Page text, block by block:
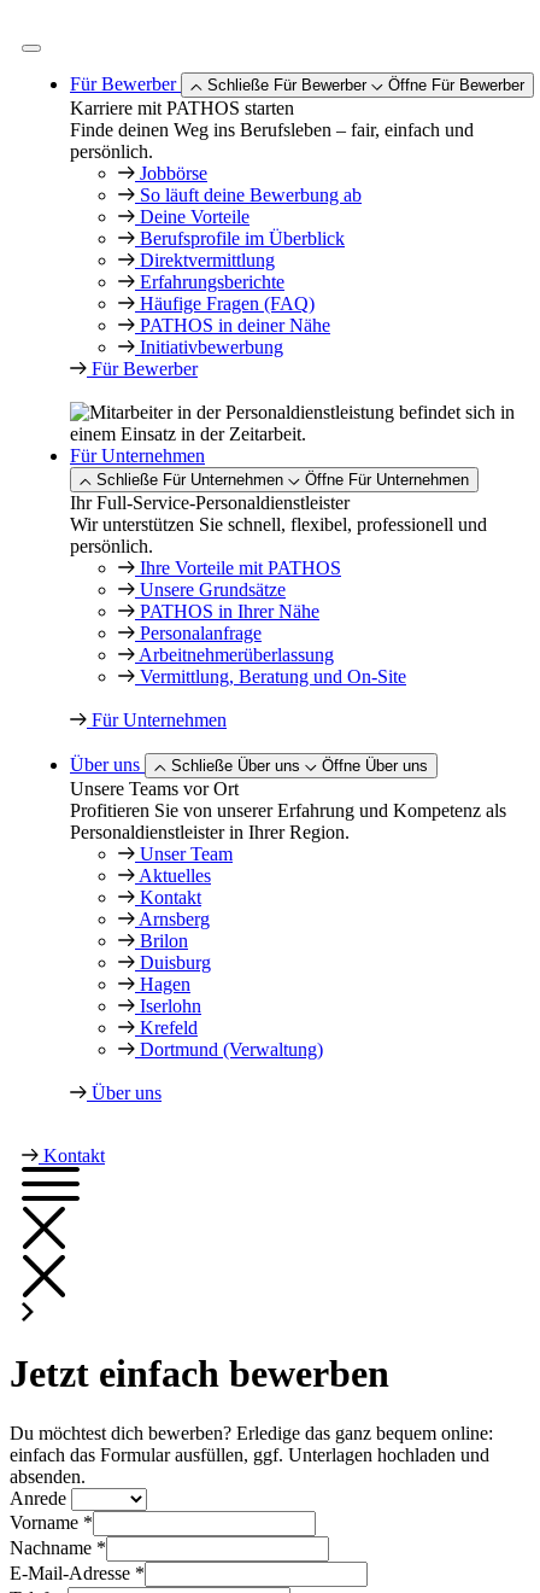
Inhalt
Für Bewerber
Schließe Für Bewerber Öffne Für Bewerber
Karriere mit PATHOS starten
Finde deinen Weg ins Berufsleben – fair, einfach und
persönlich.
Jobbörse
So läuft deine Bewerbung ab
Deine Vorteile
Berufsprofile im Überblick
Direktvermittlung
Erfahrungsberichte
Häufige Fragen (FAQ)
PATHOS in deiner Nähe
Initiativbewerbung
Für Bewerber
Für Unternehmen
Schließe Für Unternehmen Öffne Für Unternehmen
Ihr Full-Service-Personaldienstleister
Wir unterstützen Sie schnell, flexibel, professionell und
persönlich.
Ihre Vorteile mit PATHOS
Unsere Grundsätze
PATHOS in Ihrer Nähe
Personalanfrage
Arbeitnehmer­überlassung
Vermittlung, Beratung und On-Site
Für Unternehmen
Über uns Schließe Über uns Öffne Über uns
Unsere Teams vor Ort
Profitieren Sie von unserer Erfahrung und Kompetenz als
Personaldienstleister in Ihrer Region.
Unser Team
Aktuelles
Kontakt
Arnsberg
Brilon
Duisburg
Hagen
Iserlohn
Krefeld
Dortmund (Verwaltung)
Über uns
Kontakt
Jetzt einfach bewerben
Du möchtest dich bewerben? Erledige das ganz bequem online:
einfach das Formular ausfüllen, ggf. Unterlagen hochladen und
absenden.
Anrede
Vorname *
Nachname *
E-Mail-Adresse *